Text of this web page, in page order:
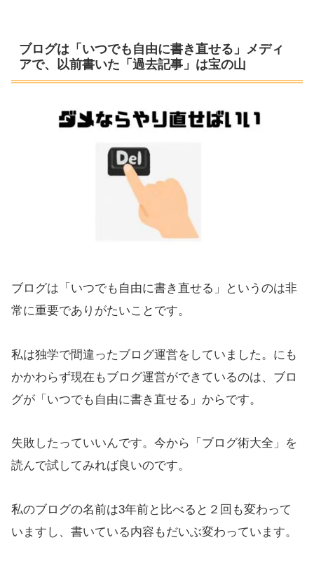
ブログは「いつでも自由に書き直せる」メディ
アで、以前書いた「過去記事」は宝の山
ブログは「いつでも自由に書き直せる」というのは非
常に重要でありがたいことです。
私は独学で間違ったブログ運営をしていました。にも
かかわらず現在もブログ運営ができているのは、ブロ
グが「いつでも自由に書き直せる」からです。
失敗したっていいんです。今から「ブログ術大全」を
読んで試してみれば良いのです。
私のブログの名前は3年前と比べると２回も変わって
いますし、書いている内容もだいぶ変わっています。